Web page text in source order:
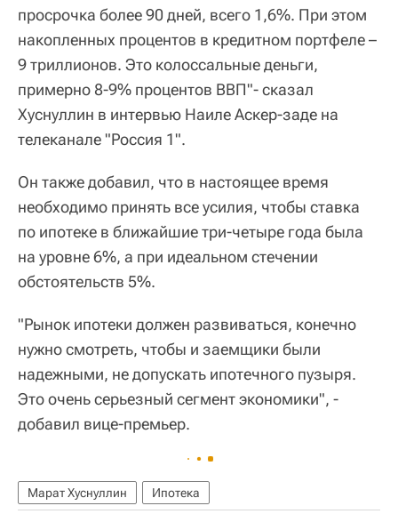
просрочка более 90 дней, всего 1,6%. При этом
накопленных процентов в кредитном портфеле –
9 триллионов. Это колоссальные деньги,
примерно 8-9% процентов ВВП"- сказал
Хуснуллин в интервью Наиле Аскер-заде на
телеканале "Россия 1".
Он также добавил, что в настоящее время
необходимо принять все усилия, чтобы ставка
по ипотеке в ближайшие три-четыре года была
на уровне 6%, а при идеальном стечении
обстоятельств 5%.
"Рынок ипотеки должен развиваться, конечно
нужно смотреть, чтобы и заемщики были
надежными, не допускать ипотечного пузыря.
Это очень серьезный сегмент экономики", -
добавил вице-премьер.
Марат Хуснуллин Ипотека